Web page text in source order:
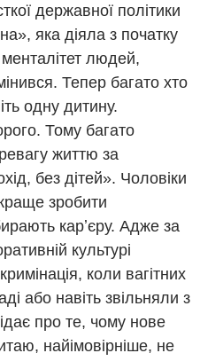
державної політики
яка діяла з початку
людей,
Тепер багато хто
одну дитину.
Тому багато
життю за
без дітей». Чоловіки
зробити
карʼєру. Адже за
культурі
коли вагітних
або навіть звільняли з
про те, чому нове
найімовірніше, не